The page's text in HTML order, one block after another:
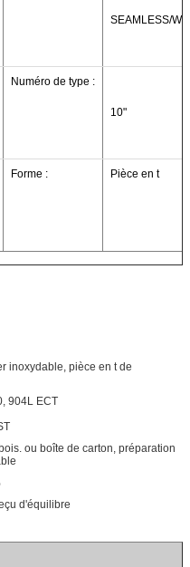
SEAMLESS/
Numéro de type :
10"
Forme : Pièce en t
inoxydable, pièce en t de
904L ECT
ou boîte de carton, préparation
d'équilibre